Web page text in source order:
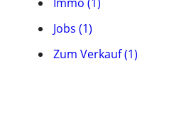
Jobs (1)
Zum Verkauf (1)